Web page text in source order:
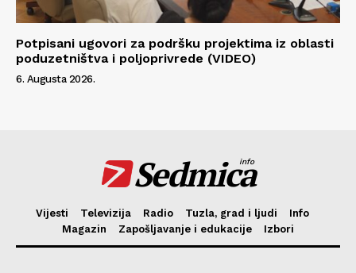
Potpisani ugovori za podršku projektima iz oblasti
poduzetništva i poljoprivrede (VIDEO)
6. Augusta 2026.
Sedmica
info
Vijesti Televizija Radio Tuzla, grad i ljudi
Info
Magazin
Zapošljavanje i edukacije Izbori